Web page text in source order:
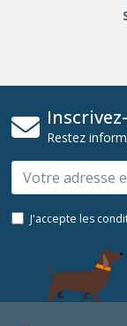
Restez
Email
J'accepte les